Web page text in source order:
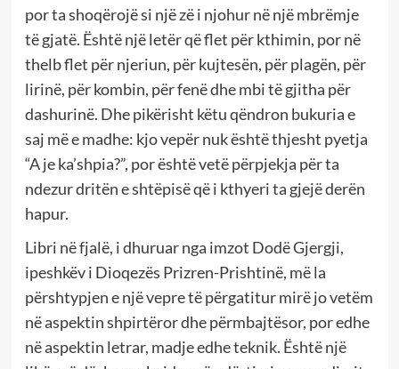
por ta shoqërojë si një zë i njohur në një mbrëmje
të gjatë. Është një letër që flet për kthimin, por në
thelb flet për njeriun, për kujtesën, për plagën, për
lirinë, për kombin, për fenë dhe mbi të gjitha për
dashurinë. Dhe pikërisht këtu qëndron bukuria e
saj më e madhe: kjo vepër nuk është thjesht pyetja
“A je ka’shpia?”, por është vetë përpjekja për ta
ndezur dritën e shtëpisë që i kthyeri ta gjejë derën
hapur.
Libri në fjalë, i dhuruar nga imzot Dodë Gjergji,
ipeshkëv i Dioqezës Prizren-Prishtinë, më la
përshtypjen e një vepre të përgatitur mirë jo vetëm
në aspektin shpirtëror dhe përmbajtësor, por edhe
në aspektin letrar, madje edhe teknik. Është një